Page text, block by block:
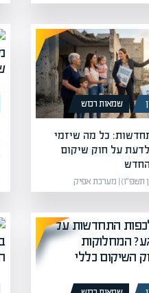
שמאות רכוש
כל מה שיזמי
לדעת על חוק שיקום